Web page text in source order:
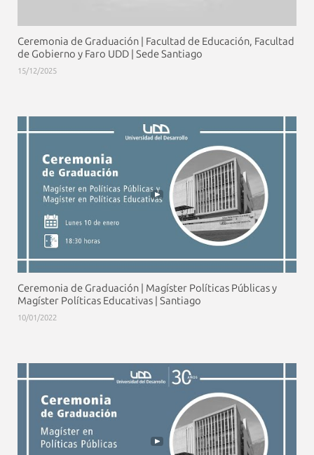
Ceremonia de Graduación | Facultad de Educación, Facultad
de Gobierno y Faro UDD | Sede Santiago
15/12/2025
Ceremonia de Graduación | Magíster Políticas Públicas y
Magíster Políticas Educativas | Santiago
10/01/2022